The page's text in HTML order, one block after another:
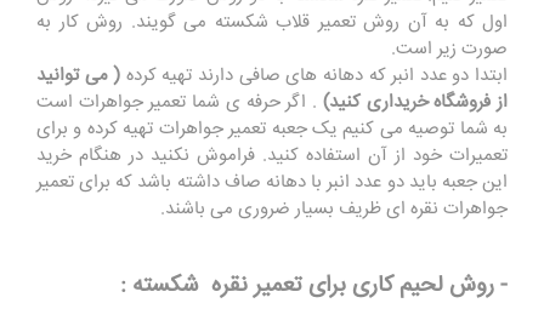
اول که به آن روش تعمیر قلاب شکسته می گویند. روش کار به
صورت زیر است.
ابتدا دو عدد انبر که دهانه های صافی دارند تهیه کرده ( می توانید
از فروشگاه خریداری کنید) . اگر حرفه ی شما تعمیر جواهرات است
به شما توصیه می کنیم یک جعبه تعمیر جواهرات تهیه کرده و برای
تعمیرات خود از آن استفاده کنید. فراموش نکنید در هنگام خرید
این جعبه باید دو عدد انبر با دهانه صاف داشته باشد که برای تعمیر
جواهرات نقره ای ظریف بسیار ضروری می باشند.
- روش لحیم کاری برای تعمیر نقره شکسته :